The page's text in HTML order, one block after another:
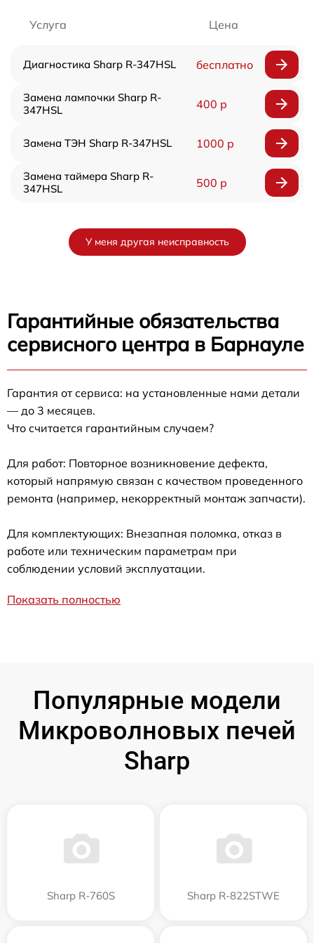
Услуга Цена
Диагностика Sharp R-347HSL бесплатно
Замена лампочки Sharp R-
347HSL
400 р
Замена ТЭН Sharp R-347HSL 1000 р
Замена таймера Sharp R-
347HSL
500 р
У меня другая неисправность
Гарантийные обязательства
сервисного центра в Барнауле
Гарантия от сервиса: на установленные нами детали
— до 3 месяцев.
Что считается гарантийным случаем?
Для работ: Повторное возникновение дефекта,
который напрямую связан с качеством проведенного
ремонта (например, некорректный монтаж запчасти).
Для комплектующих: Внезапная поломка, отказ в
работе или техническим параметрам при
соблюдении условий эксплуатации.
Показать полностью
Популярные модели
Микроволновых печей
Sharp
Sharp R-760S Sharp R-822STWE